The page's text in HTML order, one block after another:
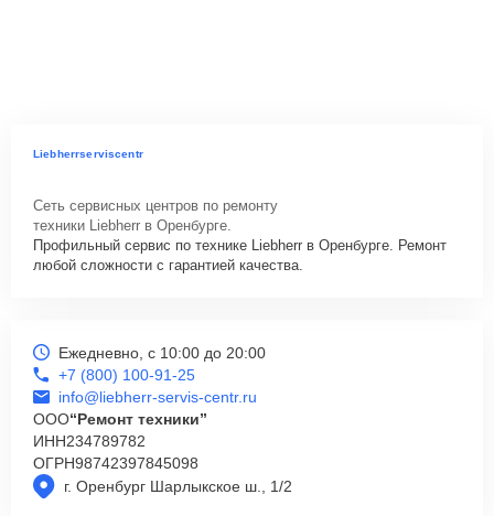
Liebherrserviscentr
Сеть сервисных центров по ремонту
техники Liebherr в Оренбурге.
Профильный сервис по технике Liebherr в Оренбурге. Ремонт
любой сложности с гарантией качества.
г. Оренбург Шарлыкское ш., 1/2
Ежедневно, с 10:00 до 20:00
+7 (800) 100-91-25
info@liebherr-servis-centr.ru
ООО“Ремонт техники”
ИНН234789782
ОГРН98742397845098